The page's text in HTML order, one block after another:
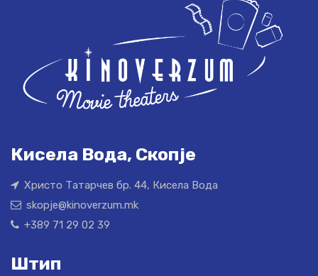
Кисела Вода, Скопје
Христо Татарчев бр. 44, Кисела Вода
skopje@kinoverzum.mk
+389 71 29 02 39
Штип